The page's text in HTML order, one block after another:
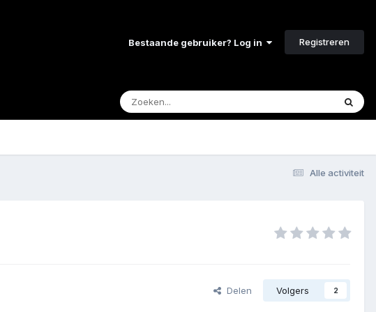
Bestaande gebruiker? Log in Registreren
Alle activiteit
Delen Volgers 2